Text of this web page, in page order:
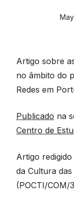
Artigo sobre
no âmbito do
Redes em
Publicado na
Centro de
Artigo
da Cultura
(POCTI/COM/